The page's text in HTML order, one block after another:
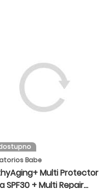
Babe
Multi Protector
SPF30 + Multi Repair